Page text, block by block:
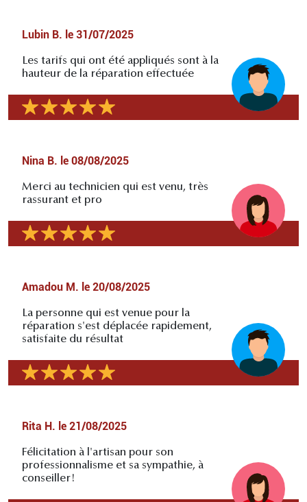
Lubin B. le 31/07/2025
Les tarifs qui ont été appliqués sont à la
hauteur de la réparation effectuée
Nina B. le 08/08/2025
Merci au technicien qui est venu, très
rassurant et pro
Amadou M. le 20/08/2025
La personne qui est venue pour la
réparation s'est déplacée rapidement,
satisfaite du résultat
Rita H. le 21/08/2025
Félicitation à l'artisan pour son
professionnalisme et sa sympathie, à
conseiller!